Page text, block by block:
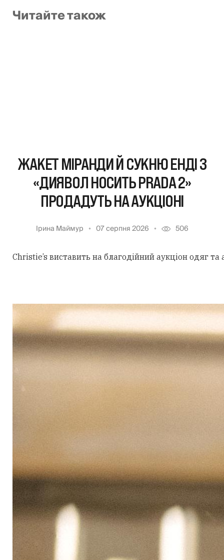
Читайте також
ЖАКЕТ МІРАНДИ Й СУКНЮ ЕНДІ З
«ДИЯВОЛ НОСИТЬ PRADA 2»
ПРОДАДУТЬ НА АУКЦІОНІ
Ірина Маймур 07 серпня 2026 506
Christie’s виставить на благодійний аукціон одяг